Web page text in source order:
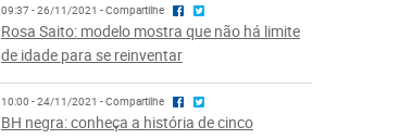
09:37 - 26/11/2021 - Compartilhe
Rosa Saito: modelo mostra que não há limite
de idade para se reinventar
10:00 - 24/11/2021 - Compartilhe
BH negra: conheça a história de cinco